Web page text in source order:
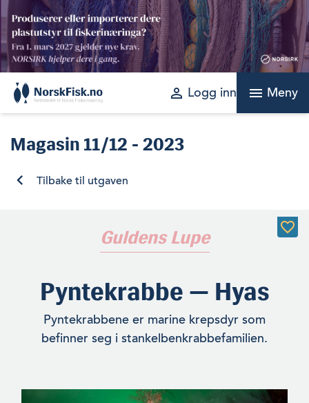
Skip
content
perm_identity Logg inn menu Meny
Magasin 11/12 - 2023
Tilbake til utgaven
Guldens Lupe
Pyntekrabbe — Hyas
Pyntekrabbene er marine krepsdyr som
befinner seg i stankelbenkrabbefamilien.